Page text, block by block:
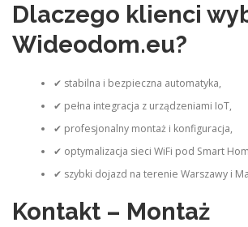
Dlaczego klienci
Wideodom.eu?
✔ stabilna i bezpieczna automatyka,
✔ pełna integracja z urządzeniami IoT,
✔ profesjonalny montaż i konfiguracja,
✔ optymalizacja sieci WiFi pod Smart
✔ szybki dojazd na terenie Warszawy i
Kontakt – Montaż